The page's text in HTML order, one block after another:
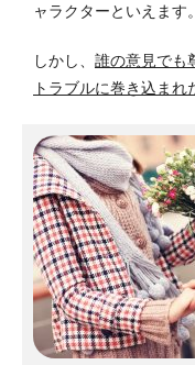
ャラクターといえます。
しかし、 誰の意見でも
トラブルに巻き込ま